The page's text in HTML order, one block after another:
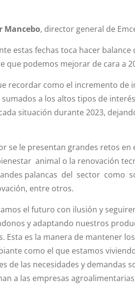
Mancebo, director general de
estas fechas toca hacer
que podemos mejorar de cara a
recordar como el incremento de
a los altos tipos de
situación durante 2023,
se le presentan grandes retos
animal o la renovación
palancas del sector como
entre otros.
el futuro con ilusión y
y adaptando nuestros
Esta es la manera de mantener
como el que estamos
de las necesidades y demandas
a las empresas